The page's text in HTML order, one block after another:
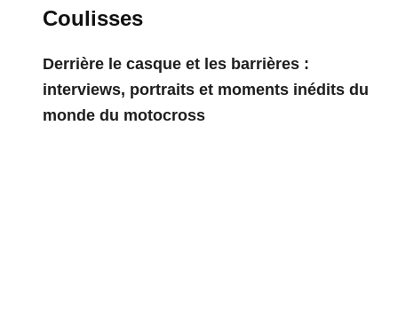
Coulisses
Derrière le casque et les barrières :
interviews, portraits et moments inédits du
monde du motocross